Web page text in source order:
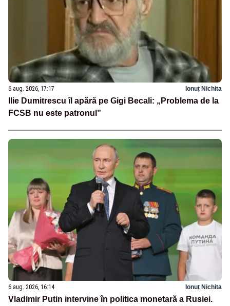
6 aug. 2026, 17:17 Ionuț Nichita
Ilie Dumitrescu îl apără pe Gigi Becali: „Problema de la
FCSB nu este patronul”
6 aug. 2026, 16:14 Ionuț Nichita
Vladimir Putin intervine în politica monetară a Rusiei.